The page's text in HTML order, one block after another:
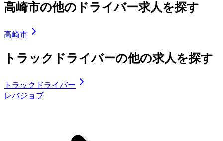
高崎市の他のドライバー求人を探す
高崎市
トラックドライバーの他の求人を探す
トラックドライバー
レバジョブ